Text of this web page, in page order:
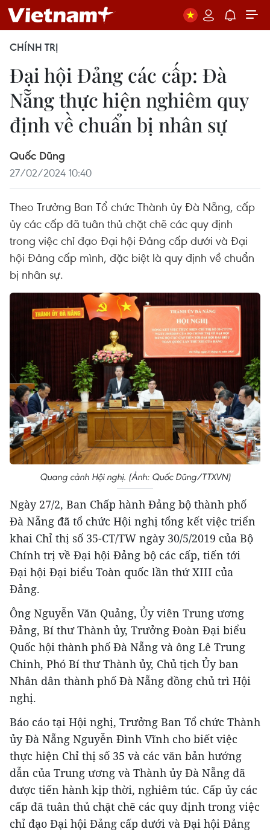
CHÍNH TRỊ
Đại hội Đảng các cấp: Đà
Nẵng thực hiện nghiêm quy
định về chuẩn bị nhân sự
Quốc Dũng
27/02/2024 10:40
Theo Trưởng Ban Tổ chức Thành ủy Đà Nẵng, cấp
ủy các cấp đã tuân thủ chặt chẽ các quy định
trong việc chỉ đạo Đại hội Đảng cấp dưới và Đại
hội Đảng cấp mình, đặc biệt là quy định về chuẩn
bị nhân sự.
Quang cảnh Hội nghị. (Ảnh: Quốc Dũng/TTXVN)
Ngày 27/2, Ban Chấp hành Đảng bộ thành phố
Đà Nẵng đã tổ chức Hội nghị tổng kết việc triển
khai Chỉ thị số 35-CT/TW ngày 30/5/2019 của Bộ
Chính trị về Đại hội Đảng bộ các cấp, tiến tới
Đại hội Đại biểu Toàn quốc lần thứ XIII của
Đảng.
Ông Nguyễn Văn Quảng, Ủy viên Trung ương
Đảng, Bí thư Thành ủy, Trưởng Đoàn Đại biểu
Quốc hội thành phố Đà Nẵng và ông Lê Trung
Chinh, Phó Bí thư Thành ủy, Chủ tịch Ủy ban
Nhân dân thành phố Đà Nẵng đồng chủ trì Hội
nghị.
Báo cáo tại Hội nghị, Trưởng Ban Tổ chức Thành
ủy Đà Nẵng Nguyễn Đình Vĩnh cho biết việc
thực hiện Chỉ thị số 35 và các văn bản hướng
dẫn của Trung ương và Thành ủy Đà Nẵng đã
được tiến hành kịp thời, nghiêm túc. Cấp ủy các
cấp đã tuân thủ chặt chẽ các quy định trong việc
chỉ đạo Đại hội Đảng cấp dưới và Đại hội Đảng